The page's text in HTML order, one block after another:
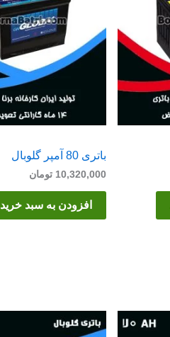
باتری 80 آمپر گلوبال
10,320,000 تومان
افزودن به سبد خرید